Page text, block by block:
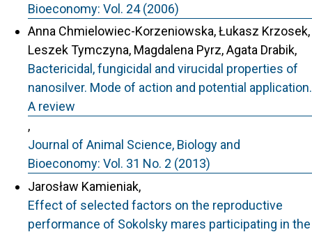
Bioeconomy: Vol. 24 (2006)
Anna Chmielowiec-Korzeniowska, Łukasz Krzosek,
Leszek Tymczyna, Magdalena Pyrz, Agata Drabik,
Bactericidal, fungicidal and virucidal properties of
nanosilver. Mode of action and potential application.
A review
,
Journal of Animal Science, Biology and
Bioeconomy: Vol. 31 No. 2 (2013)
Jarosław Kamieniak,
Effect of selected factors on the reproductive
performance of Sokolsky mares participating in the